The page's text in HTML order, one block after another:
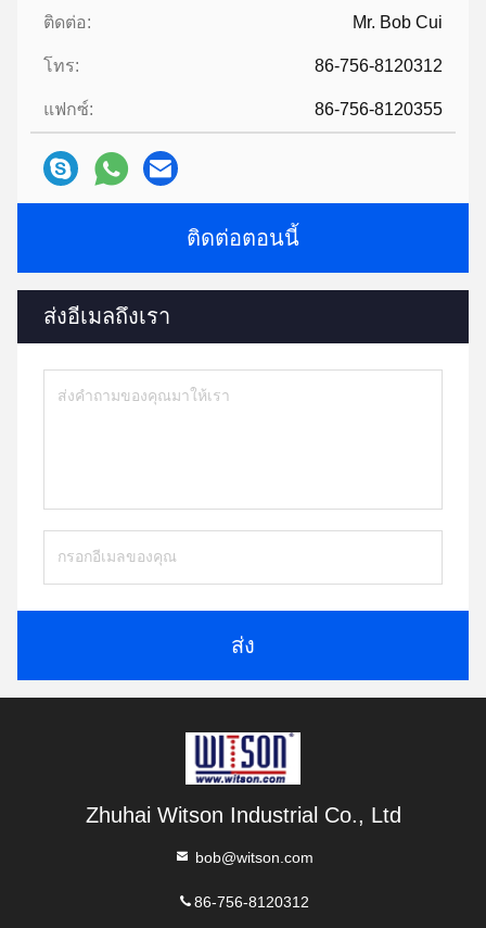
ติดต่อ: Mr. Bob Cui
โทร: 86-756-8120312
แฟกซ์: 86-756-8120355
ติดต่อตอนนี้
ส่งอีเมลถึงเรา
ส่ง
Zhuhai Witson Industrial Co., Ltd
bob@witson.com
86-756-8120312